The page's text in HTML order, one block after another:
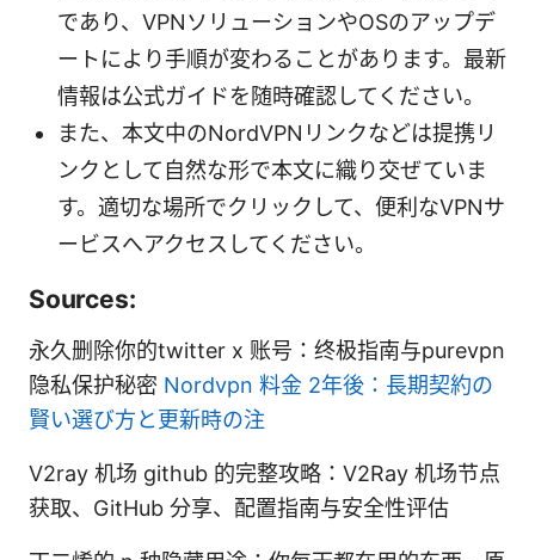
であり、VPNソリューションやOSのアップデ
ートにより手順が変わることがあります。最新
情報は公式ガイドを随時確認してください。
また、本文中のNordVPNリンクなどは提携リ
ンクとして自然な形で本文に織り交ぜていま
す。適切な場所でクリックして、便利なVPNサ
ービスへアクセスしてください。
Sources:
永久删除你的twitter x 账号：终极指南与purevpn
隐私保护秘密 Nordvpn 料金 2年後：長期契約の
賢い選び方と更新時の注
V2ray 机场 github 的完整攻略：V2Ray 机场节点
获取、GitHub 分享、配置指南与安全性评估